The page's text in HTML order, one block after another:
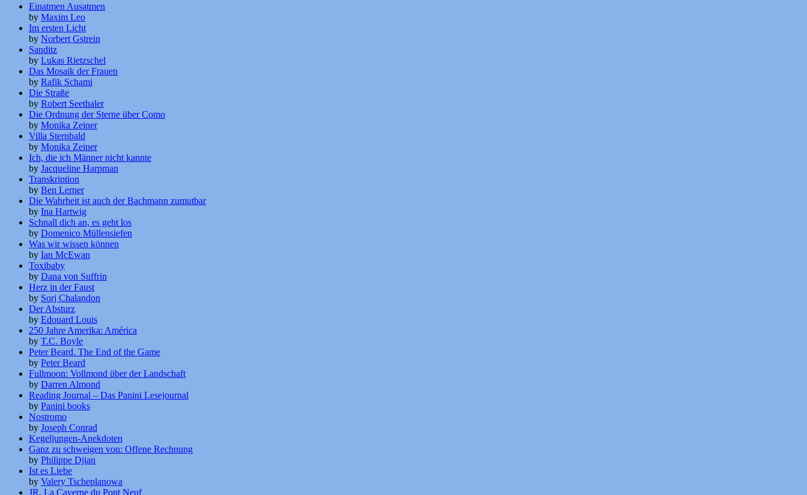
Einatmen Ausatmen
by Maxim Leo
Im ersten Licht
by Norbert Gstrein
Sanditz
by Lukas Rietzschel
Das Mosaik der Frauen
by Rafik Schami
Die Straße
by Robert Seethaler
Die Ordnung der Sterne über Como
by Monika Zeiner
Villa Sternbald
by Monika Zeiner
Ich, die ich Männer nicht kannte
by Jacqueline Harpman
Transkription
by Ben Lerner
Die Wahrheit ist auch der Bachmann zumutbar
by Ina Hartwig
Schnall dich an, es geht los
by Domenico Müllensiefen
Was wir wissen können
by Ian McEwan
Toxibaby
by Dana von Suffrin
Herz in der Faust
by Sorj Chalandon
Der Absturz
by Edouard Louis
250 Jahre Amerika: América
by T.C. Boyle
Peter Beard. The End of the Game
by Peter Beard
Fullmoon: Vollmond über der Landschaft
by Darren Almond
Reading Journal – Das Panini Lesejournal
by Panini books
Nostromo
by Joseph Conrad
Kegeljungen-Anekdoten
Ganz zu schweigen von: Offene Rechnung
by Philippe Djian
Ist es Liebe
by Valery Tscheplanowa
JR. La Caverne du Pont Neuf